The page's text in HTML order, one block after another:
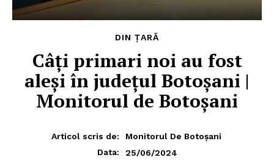
DIN ȚARĂ
Câți primari noi au fost
aleși în județul Botoșani |
Monitorul de Botoșani
Articol scris de:
Monitorul De Botoșani
Data:
25/06/2024